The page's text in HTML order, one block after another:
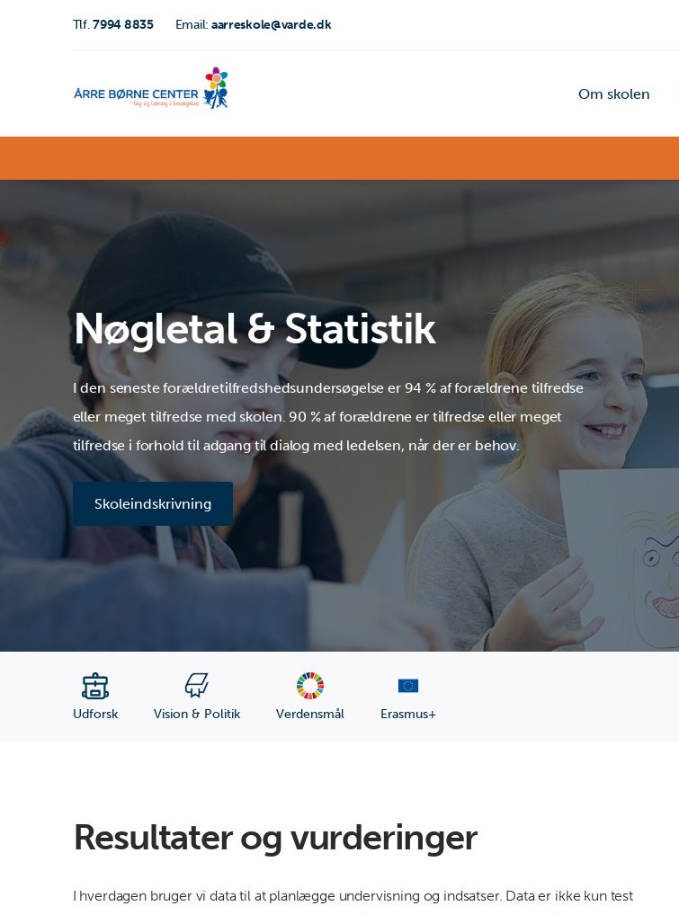
Tlf.7994 8835 Email: aarreskole@varde.dk
Om skolen
Nøgletal & Statistik
I den seneste forældretilfredshedsundersøgelse er 94 % af forældrene tilfredse
eller meget tilfredse med skolen. 90 % af forældrene er tilfredse eller meget
tilfredse i forhold til adgang til dialog med ledelsen, når der er behov.
Skoleindskrivning
Udforsk Vision & Politik Verdensmål Erasmus+
Resultater og vurderinger
I hverdagen bruger vi data til at planlægge undervisning og indsatser. Data er ikke kun test